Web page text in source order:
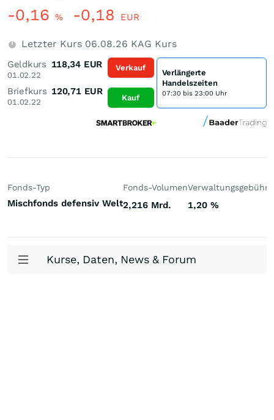
-0,16 % -0,18 EUR
Letzter Kurs 06.08.26 KAG Kurs
Geldkurs
01.02.22
118,34 EUR
Briefkurs
01.02.22
120,71 EUR
Verkauf
Kauf
Verlängerte
Handelszeiten
07:30 bis 23:00 Uhr
Fonds-Typ
Mischfonds defensiv Welt
Fonds-Volumen
2,216 Mrd.
Verwaltungsgebühr
1,20 %
Kurse, Daten, News & Forum